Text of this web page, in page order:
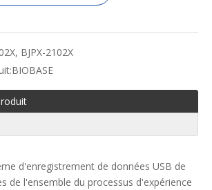
BJPX-2102X
BIOBASE
d'enregistrement de données USB de
de l'ensemble du processus d'expérience